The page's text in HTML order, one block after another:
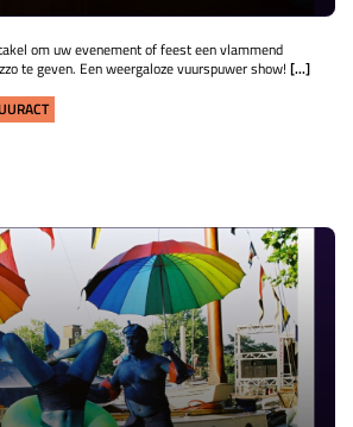
om uw evenement of feest een vlammend
te geven. Een weergaloze vuurspuwer show! [...]